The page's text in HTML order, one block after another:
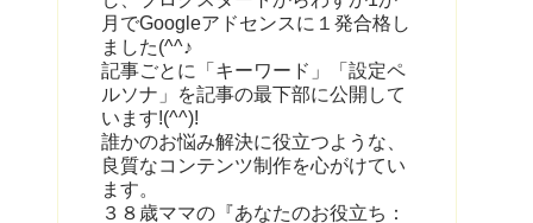
月でGoogleアドセンスに１発合格し
ました(^^♪
記事ごとに「キーワード」「設定ペ
ルソナ」を記事の最下部に公開して
います!(^^)!
誰かのお悩み解決に役立つような、
良質なコンテンツ制作を心がけてい
ます。
３８歳ママの『あなたのお役立ち：